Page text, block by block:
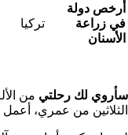
أرخص دولة
في زراعة
الأسنان
تركيا
سأروي لك رحلتي من
الثلاثين من عمري،